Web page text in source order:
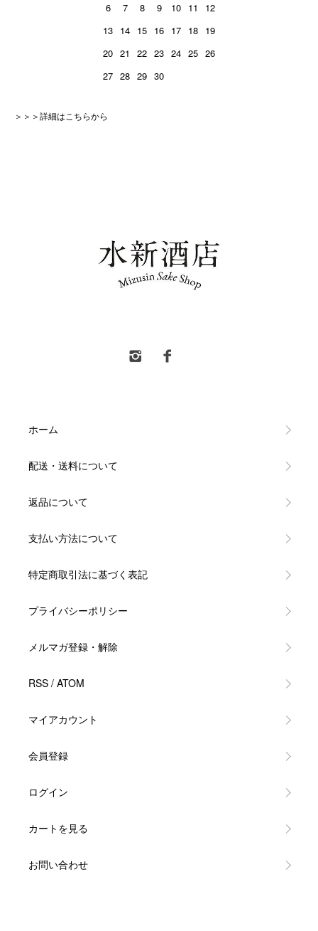
6
7 8 9 10 11
12
13 14 15 16 17 18 19
20 21 22 23 24 25 26
27 28 29 30
＞＞＞詳細はこちらから
ホーム
配送・送料について
返品について
支払い方法について
特定商取引法に基づく表記
プライバシーポリシー
メルマガ登録・解除
RSS / ATOM
マイアカウント
会員登録
ログイン
カートを見る
お問い合わせ